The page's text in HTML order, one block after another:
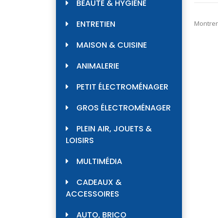
BEAUTÉ & HYGIÈNE
ENTRETIEN
MAISON & CUISINE
ANIMALERIE
PETIT ÉLECTROMÉNAGER
GROS ÉLECTROMÉNAGER
PLEIN AIR, JOUETS &
LOISIRS
MULTIMÉDIA
CADEAUX &
ACCESSOIRES
AUTO, BRICO